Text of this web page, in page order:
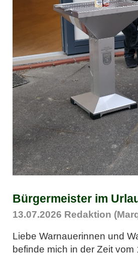
Bürgermeister im
13.07.2026 Redaktion
Liebe Warnauerinnen und
befinde mich in der Zeit vom